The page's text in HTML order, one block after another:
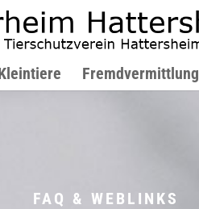
Fremdvermittlung
FAQ & WEBLINKS